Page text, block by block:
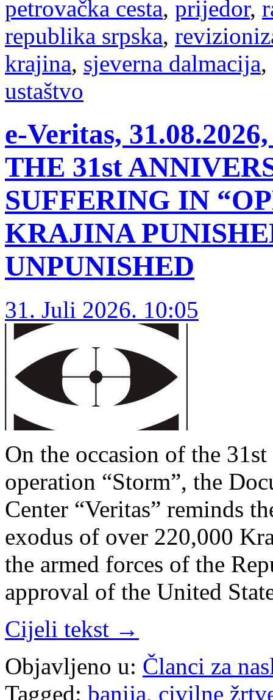
petrovačka cesta, prijedor,
republika srpska,
krajina, sjeverna dalmacija,
ustaštvo
e-Veritas,
THE 31st
SUFFERING IN
KRAJINA
UNPUNISHED
31. Juli 2026. 10:05
On the occasion of the
operation “Storm”, the
Center “Veritas” reminds
exodus of over 220,000
the armed forces of the
approval of the United
Cijeli tekst →
Objavljeno u: Članci za
Tagged: banija, civilne